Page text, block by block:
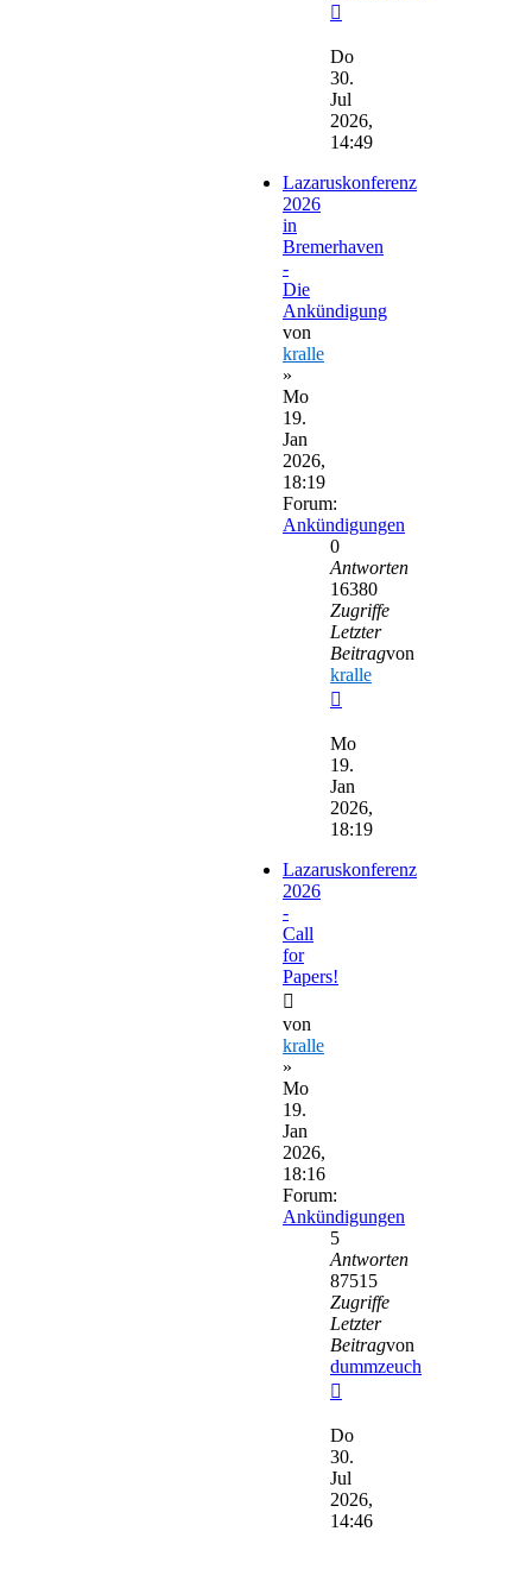
Beitrag
Do
30.
Jul
2026,
14:49
Lazaruskonferenz
2026
in
Bremerhaven
-
Die
Ankündigung
von
kralle
»
Mo
19.
Jan
2026,
18:19
Forum:
Ankündigungen
0
Antworten
16380
Zugriffe
Letzter
Beitragvon
kralle
Beitrag
Mo
19.
Jan
2026,
18:19
Lazaruskonferenz
2026
-
Call
for
Papers!
von
kralle
»
Mo
19.
Jan
2026,
18:16
Forum:
Ankündigungen
5
Antworten
87515
Zugriffe
Letzter
Beitragvon
dummzeuch
Beitrag
Do
30.
Jul
2026,
14:46